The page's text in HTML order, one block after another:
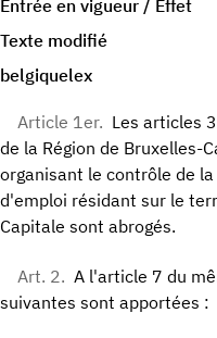
Entrée en vigueur / Effet
Texte modifié
belgiquelex
Article 1er. Les articles
de la Région de Bruxelles-
organisant le contrôle de
d'emploi résidant sur le
Capitale sont abrogés.
Art. 2. A l'article 7 du
suivantes sont apportées :